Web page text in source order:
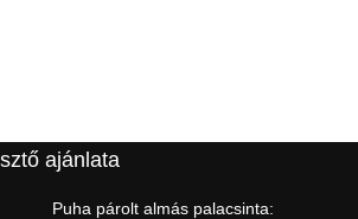
ajánlata
Puha párolt almás palacsinta: